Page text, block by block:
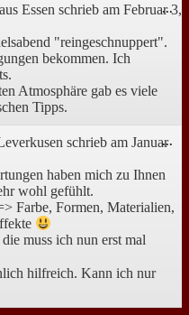
aus Essen schrieb am Februar 3,
"reingeschnuppert".
bekommen. Ich
Atmosphäre gab es viele
Tipps.
...
schrieb am Januar
haben mich zu Ihnen
wohl gefühlt.
Farbe, Formen, Materialien,
muss ich nun erst mal
hilfreich. Kann ich nur
...